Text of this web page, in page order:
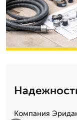
Компания